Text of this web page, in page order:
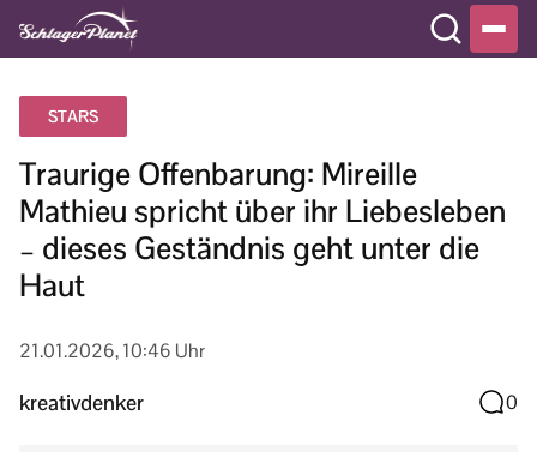
STARS
Traurige Offenbarung: Mireille
Mathieu spricht über ihr Liebesleben
– dieses Geständnis geht unter die
Haut
21.01.2026, 10:46 Uhr
kreativdenker 0